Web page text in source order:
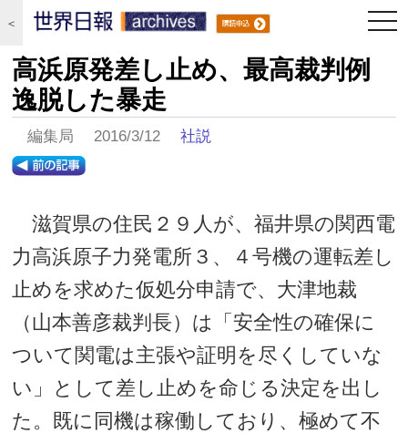
＜
高浜原発差し止め、最高裁判例
逸脱した暴走
編集局 2016/3/12社説
滋賀県の住民２９人が、福井県の関西電
力高浜原子力発電所３、４号機の運転差し
止めを求めた仮処分申請で、大津地裁
（山本善彦裁判長）は「安全性の確保に
ついて関電は主張や証明を尽くしていな
い」として差し止めを命じる決定を出し
た。既に同機は稼働しており、極めて不